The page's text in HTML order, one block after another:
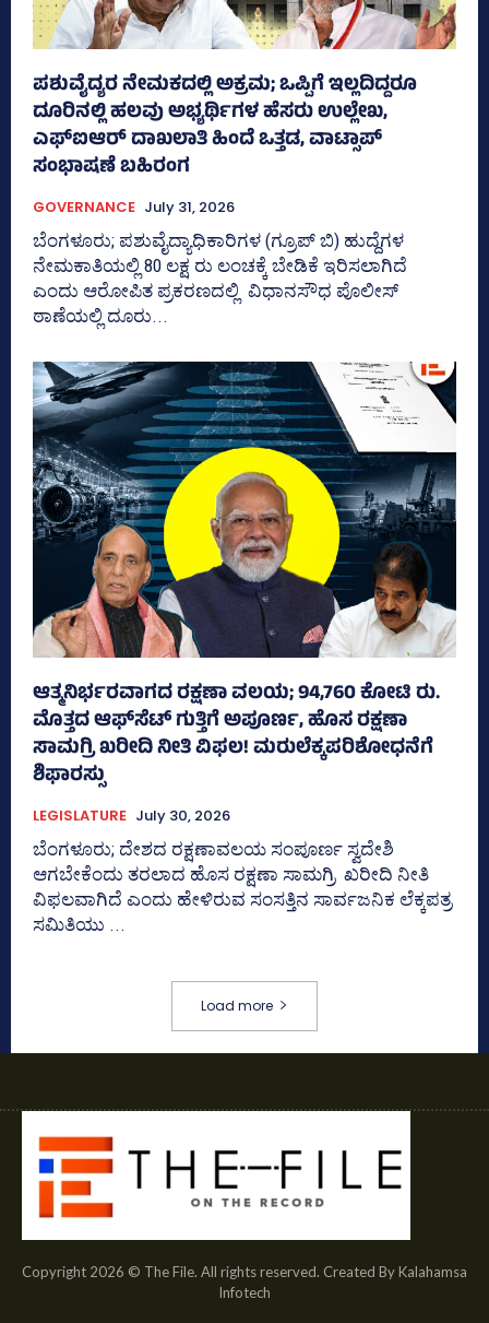
ಪಶುವೈದ್ಯರ ನೇಮಕದಲ್ಲಿ ಅಕ್ರಮ; ಒಪ್ಪಿಗೆ ಇಲ್ಲದಿದ್ದರೂ
ದೂರಿನಲ್ಲಿ ಹಲವು ಅಭ್ಯರ್ಥಿಗಳ ಹೆಸರು ಉಲ್ಲೇಖ,
ಎಫ್‌ಐಆರ್ ದಾಖಲಾತಿ ಹಿಂದೆ ಒತ್ತಡ, ವಾಟ್ಸಾಪ್‌
ಸಂಭಾಷಣೆ ಬಹಿರಂಗ
GOVERNANCE July 31, 2026
ಬೆಂಗಳೂರು; ಪಶುವೈದ್ಯಾಧಿಕಾರಿಗಳ (ಗ್ರೂಪ್ ಬಿ) ಹುದ್ದೆಗಳ
ನೇಮಕಾತಿಯಲ್ಲಿ 80 ಲಕ್ಷ ರು ಲಂಚಕ್ಕೆ ಬೇಡಿಕೆ ಇರಿಸಲಾಗಿದೆ
ಎಂದು ಆರೋಪಿತ ಪ್ರಕರಣದಲ್ಲಿ ವಿಧಾನಸೌಧ ಪೊಲೀಸ್‌
ಠಾಣೆಯಲ್ಲಿ ದೂರು...
ಆತ್ಮನಿರ್ಭರವಾಗದ ರಕ್ಷಣಾ ವಲಯ; 94,760 ಕೋಟಿ ರು.
ಮೊತ್ತದ ಆಫ್‌ಸೆಟ್ ಗುತ್ತಿಗೆ ಅಪೂರ್ಣ, ಹೊಸ ರಕ್ಷಣಾ
ಸಾಮಗ್ರಿ ಖರೀದಿ ನೀತಿ ವಿಫಲ! ಮರುಲೆಕ್ಕಪರಿಶೋಧನೆಗೆ
ಶಿಫಾರಸ್ಸು
LEGISLATURE July 30, 2026
ಬೆಂಗಳೂರು; ದೇಶದ ರಕ್ಷಣಾವಲಯ ಸಂಪೂರ್ಣ ಸ್ವದೇಶಿ
ಆಗಬೇಕೆಂದು ತರಲಾದ ಹೊಸ ರಕ್ಷಣಾ ಸಾಮಗ್ರಿ ಖರೀದಿ ನೀತಿ
ವಿಫಲವಾಗಿದೆ ಎಂದು ಹೇಳಿರುವ ಸಂಸತ್ತಿನ ಸಾರ್ವಜನಿಕ ಲೆಕ್ಕಪತ್ರ
ಸಮಿತಿಯು ...
Load more
Copyright 2026 © The File. All rights reserved. Created By Kalahamsa
Infotech